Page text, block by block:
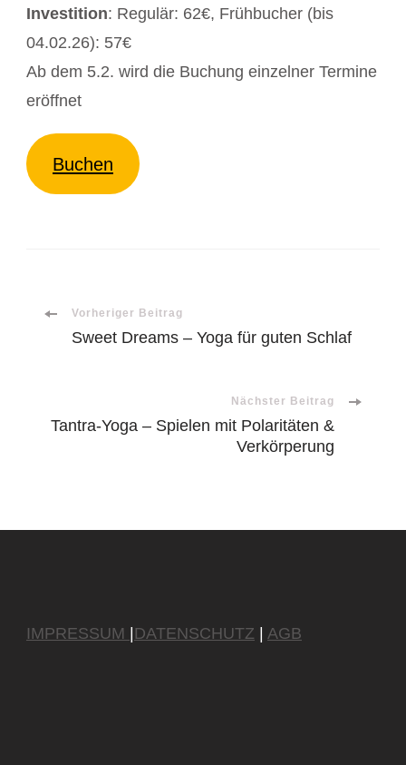
Investition: Regulär: 62€, Frühbucher (bis
04.02.26): 57€
Ab dem 5.2. wird die Buchung einzelner Termine
eröffnet
Buchen
Beitragsnavigation
Vorheriger Beitrag
Sweet Dreams – Yoga für guten Schlaf
Nächster Beitrag
Tantra-Yoga – Spielen mit Polaritäten &
Verkörperung
IMPRESSUM DATENSCHUTZ AGB